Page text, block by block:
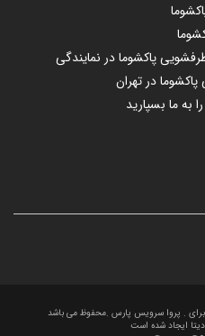
پاکشوما در نمایندگی
در تهران
به ما بسپارید
در تهران
تهران را از ما بخواهید
در تهران چه کمکی به شما می کند؟
در تهران
. پروا سرویس پارس .محفوظ می باشد
ایجاد شده است